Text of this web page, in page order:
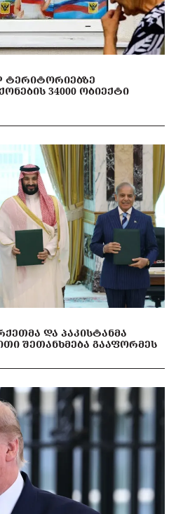
ᲢᲔᲠᲘᲢᲝᲠᲘᲔᲑᲖᲔ
34000 ᲝᲑᲘᲔᲥᲢᲘ
ᲓᲐ ᲞᲐᲙᲘᲡᲢᲐᲜᲛᲐ
ᲨᲔᲗᲐᲜᲮᲛᲔᲑᲐ ᲒᲐᲐᲤᲝᲠᲛᲔᲡ